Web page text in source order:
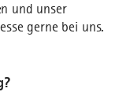
und unser
gerne bei uns.